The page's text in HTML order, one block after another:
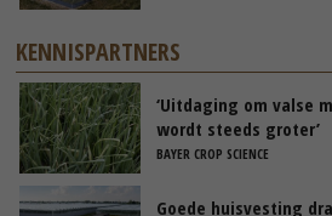
KENNISPARTNERS
‘Uitdaging om valse
wordt steeds groter’
BAYER CROP SCIENCE
Goede huisvesting